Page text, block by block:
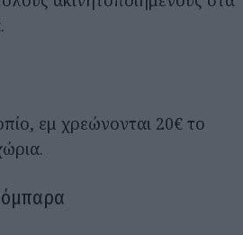
εμ χρεώνονται 20€ το